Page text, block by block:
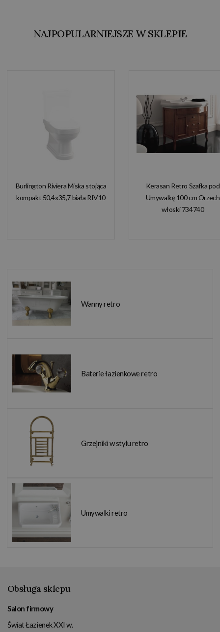
NAJPOPULARNIEJSZE W SKLEPIE
Burlington Riviera Miska stojąca
kompakt 50,4x35,7 biała RIV10
Kerasan Retro Szafka pod
Umywalkę 100 cm Orzech
włoski 734740
Wanny retro
Baterie łazienkowe retro
Grzejniki w stylu retro
Umywalki retro
Obsługa sklepu
Salon firmowy
Świat Łazienek XXI w.